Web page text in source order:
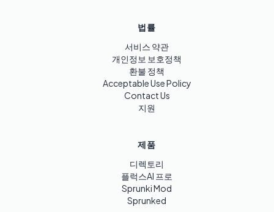
법률
서비스 약관
개인정보 보호정책
환불 정책
Acceptable Use Policy
Contact Us
지원
제품
디렉토리
플럭스AI 프로
Sprunki Mod
Sprunked